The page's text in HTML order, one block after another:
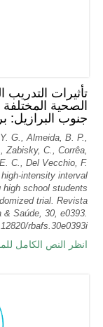
تأثيرات التدريب
الصحية
جنوب البرازيل:
G., Almeida, B. P.,
Zabisky, C., Corrêa,
C., Del Vecchio, F.
intensity interval
high school students
trial. Revista
Saúde, 30, e0393.
rbafs.30e0393i
انظر النص الكامل